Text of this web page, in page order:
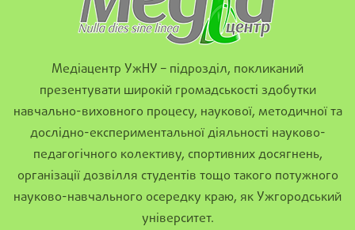
Медіацентр УжНУ – підрозділ, покликаний
презентувати широкій громадськості здобутки
навчально-виховного процесу, наукової, методичної та
дослідно-експериментальної діяльності науково-
педагогічного колективу, спортивних досягнень,
організації дозвілля студентів тощо такого потужного
науково-навчального осередку краю, як Ужгородський
університет.